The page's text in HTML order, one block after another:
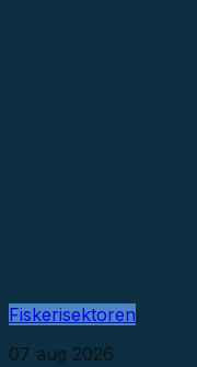
Fiskerisektoren
07 aug 2026